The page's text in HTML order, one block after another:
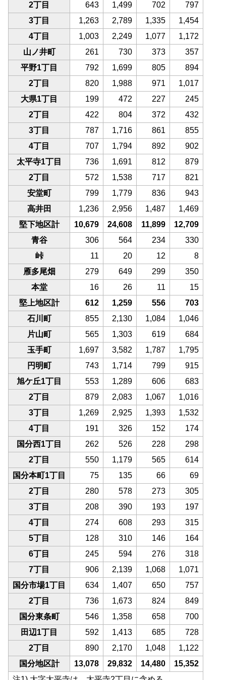
2丁目 643 1,499 702
797
3丁目
1,263 2,789 1,335
1,454
4丁目
1,003 2,249 1,077
1,172
山ノ井町
261 730 373
357
平野1丁目
792 1,699 805
894
2丁目
820 1,988 971
1,017
大県1丁目
199 472 227
245
2丁目
422 804 372
432
3丁目
787 1,716 861
855
4丁目
707 1,794 892
902
太平寺1丁目
736 1,691 812
879
2丁目
572 1,538 717
821
安堂町
799 1,779 836
943
高井田
1,236 2,956 1,487
1,469
堅下地区計
10,679 24,608 11,899
12,709
青谷
306 564 234
330
峠
11 20 12
8
雁多尾畑
279 649 299
350
本堂
16 26 11
15
堅上地区計
612 1,259 556
703
石川町
855 2,130 1,084
1,046
片山町
565 1,303 619
684
玉手町
1,697 3,582 1,787
1,795
円明町
743 1,714 799
915
旭ケ丘1丁目
553 1,289 606
683
2丁目
879 2,083 1,067
1,016
3丁目
1,269 2,925 1,393
1,532
4丁目
191 326 152
174
国分西1丁目
262 526 228
298
2丁目
550 1,179 565
614
国分本町1丁目
75 135 66
69
2丁目
280 578 273
305
3丁目
208 390 193
197
4丁目
274 608 293
315
5丁目
128 310 146
164
6丁目
245 594 276
318
7丁目
906 2,139 1,068
1,071
国分市場1丁目
634 1,407 650
757
2丁目
736 1,673 824
849
国分東条町
546 1,358 658
700
田辺1丁目
592 1,413 685
728
2丁目
890 2,170 1,048
1,122
国分地区計
13,078 29,832 14,480
15,352